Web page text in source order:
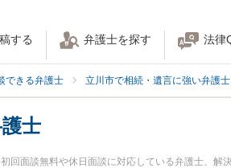
する 弁護士を探す 法律
できる弁護士 立川市で相続・遺言に強い弁護士
士
回面談無料や休日面談に対応している弁護士、解